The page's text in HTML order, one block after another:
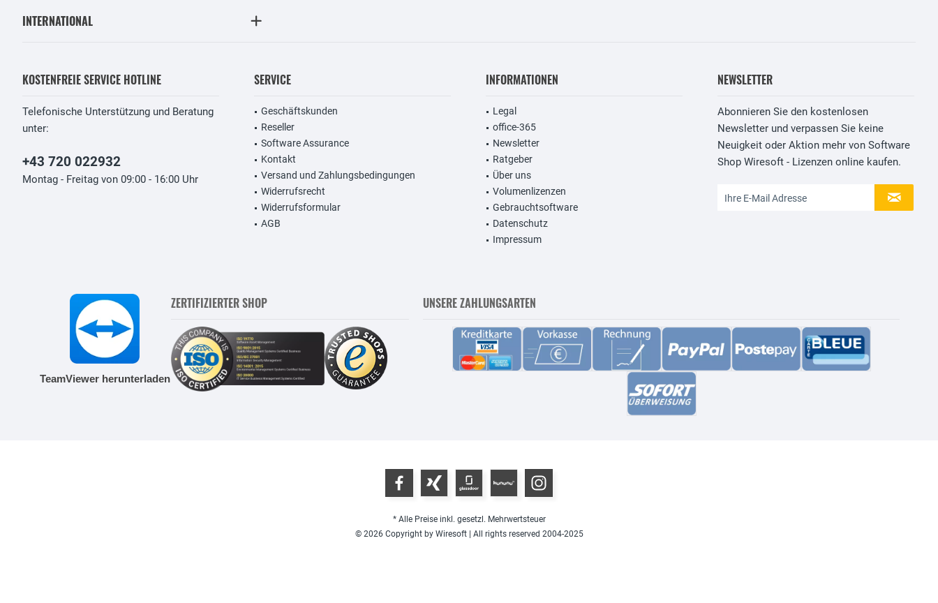
INTERNATIONAL
KOSTENFREIE SERVICE HOTLINE
Telefonische Unterstützung und Beratung
unter:
+43 720 022932
Montag - Freitag von 09:00 - 16:00 Uhr
SERVICE
Geschäftskunden
Reseller
Software Assurance
Kontakt
Versand und Zahlungsbedingungen
Widerrufsrecht
Widerrufsformular
AGB
INFORMATIONEN
Legal
office-365
Newsletter
Ratgeber
Über uns
Volumenlizenzen
Gebrauchtsoftware
Datenschutz
Impressum
NEWSLETTER
Abonnieren Sie den kostenlosen
Newsletter und verpassen Sie keine
Neuigkeit oder Aktion mehr von Software
Shop Wiresoft - Lizenzen online kaufen.
TeamViewer herunterladen
ZERTIFIZIERTER SHOP UNSERE ZAHLUNGSARTEN
* Alle Preise inkl. gesetzl. Mehrwertsteuer
© 2026 Copyright by Wiresoft | All rights reserved 2004-2025